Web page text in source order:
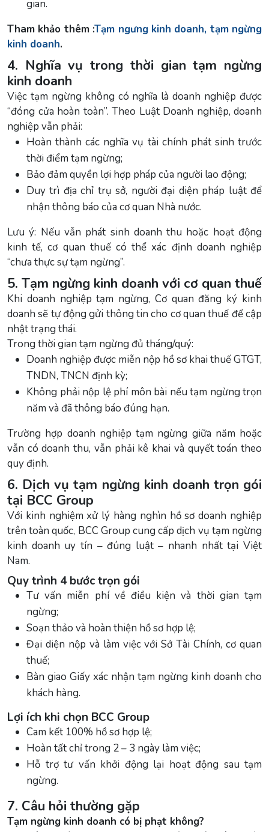
gian.
Tham khảo thêm :Tạm ngưng kinh doanh, tạm ngừng
kinh doanh.
4. Nghĩa vụ trong thời gian tạm ngừng
kinh doanh
Việc tạm ngừng không có nghĩa là doanh nghiệp được
“đóng cửa hoàn toàn”. Theo Luật Doanh nghiệp, doanh
nghiệp vẫn phải:
Hoàn thành các nghĩa vụ tài chính phát sinh trước
thời điểm tạm ngừng;
Bảo đảm quyền lợi hợp pháp của người lao động;
Duy trì địa chỉ trụ sở, người đại diện pháp luật để
nhận thông báo của cơ quan Nhà nước.
Lưu ý: Nếu vẫn phát sinh doanh thu hoặc hoạt động
kinh tế, cơ quan thuế có thể xác định doanh nghiệp
“chưa thực sự tạm ngừng”.
5. Tạm ngừng kinh doanh với cơ quan thuế
Khi doanh nghiệp tạm ngừng, Cơ quan đăng ký kinh
doanh sẽ tự động gửi thông tin cho cơ quan thuế để cập
nhật trạng thái.
Trong thời gian tạm ngừng đủ tháng/quý:
Doanh nghiệp được miễn nộp hồ sơ khai thuế GTGT,
TNDN, TNCN định kỳ;
Không phải nộp lệ phí môn bài nếu tạm ngừng trọn
năm và đã thông báo đúng hạn.
Trường hợp doanh nghiệp tạm ngừng giữa năm hoặc
vẫn có doanh thu, vẫn phải kê khai và quyết toán theo
quy định.
6. Dịch vụ tạm ngừng kinh doanh trọn gói
tại BCC Group
Với kinh nghiệm xử lý hàng nghìn hồ sơ doanh nghiệp
trên toàn quốc, BCC Group cung cấp dịch vụ tạm ngừng
kinh doanh uy tín – đúng luật – nhanh nhất tại Việt
Nam.
Quy trình 4 bước trọn gói
Tư vấn miễn phí về điều kiện và thời gian tạm
ngừng;
Soạn thảo và hoàn thiện hồ sơ hợp lệ;
Đại diện nộp và làm việc với Sở Tài Chính, cơ quan
thuế;
Bàn giao Giấy xác nhận tạm ngừng kinh doanh cho
khách hàng.
Lợi ích khi chọn BCC Group
Cam kết 100% hồ sơ hợp lệ;
Hoàn tất chỉ trong 2 – 3 ngày làm việc;
Hỗ trợ tư vấn khởi động lại hoạt động sau tạm
ngừng.
7. Câu hỏi thường gặp
Tạm ngừng kinh doanh có bị phạt không?